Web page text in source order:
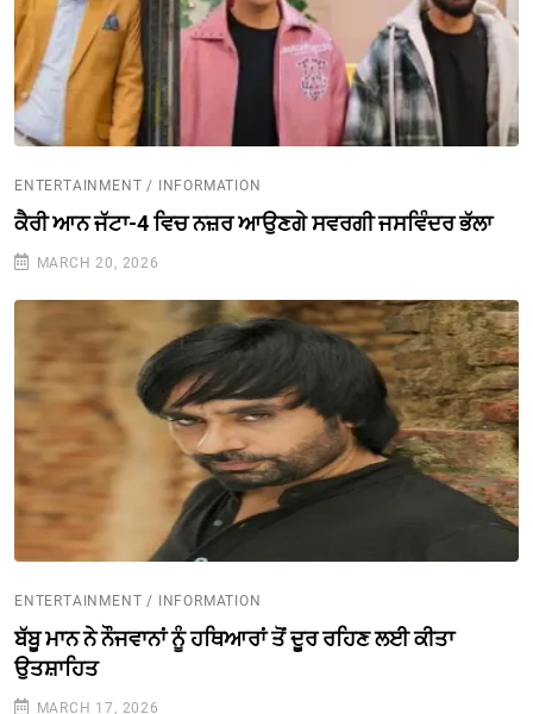
ENTERTAINMENT / INFORMATION
ਕੈਰੀ ਆਨ ਜੱਟਾ-4 ਵਿਚ ਨਜ਼ਰ ਆਉਣਗੇ ਸਵਰਗੀ ਜਸਵਿੰਦਰ ਭੱਲਾ
MARCH 20, 2026
ENTERTAINMENT / INFORMATION
ਬੱਬੂ ਮਾਨ ਨੇ ਨੌਜਵਾਨਾਂ ਨੂੰ ਹਥਿਆਰਾਂ ਤੋਂ ਦੂਰ ਰਹਿਣ ਲਈ ਕੀਤਾ
ਉਤਸ਼ਾਹਿਤ
MARCH 17, 2026